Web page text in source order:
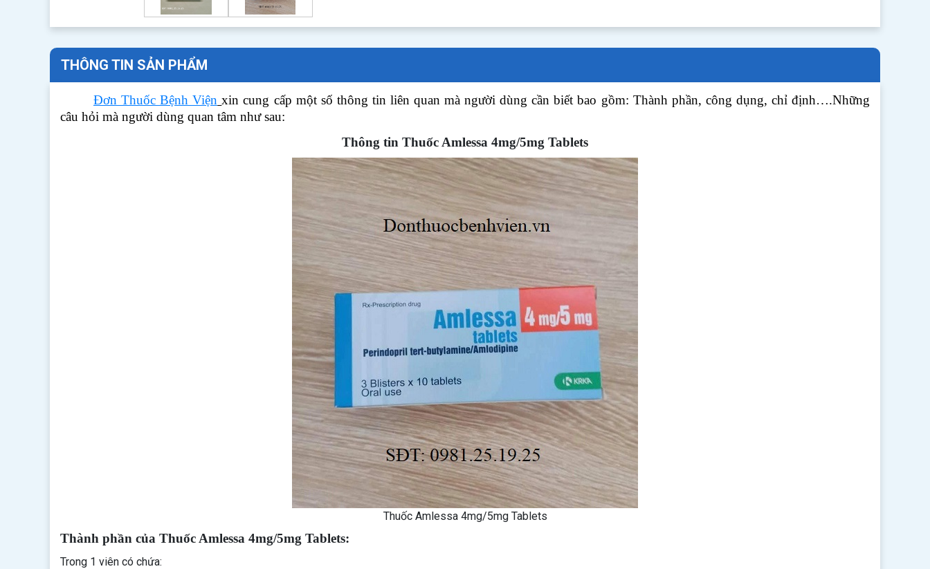
THÔNG TIN SẢN PHẨM
Đơn Thuốc Bệnh Viện xin cung cấp một số thông tin liên quan mà người dùng cần biết bao gồm: Thành phần, công dụng, chỉ định….Những
câu hỏi mà người dùng quan tâm như sau:
Thông tin Thuốc Amlessa 4mg/5mg Tablets
Thuốc Amlessa 4mg/5mg Tablets
Thành phần của Thuốc Amlessa 4mg/5mg Tablets:
Trong 1 viên có chứa: